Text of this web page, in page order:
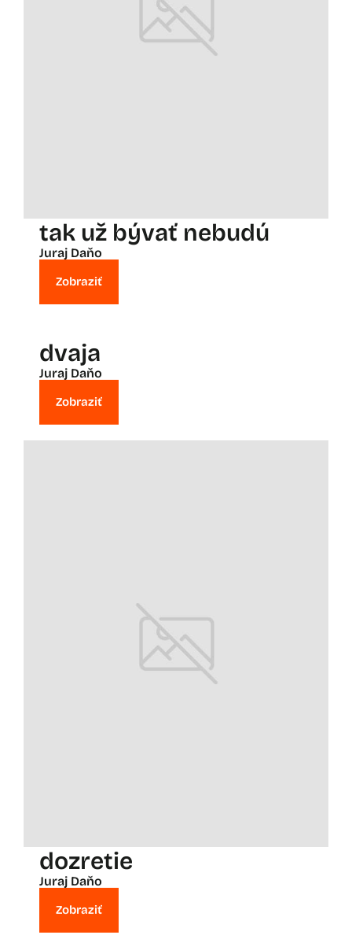
tak už bývať nebudú
Juraj Daňo
Zobraziť
dvaja
Juraj Daňo
Zobraziť
dozretie
Juraj Daňo
Zobraziť